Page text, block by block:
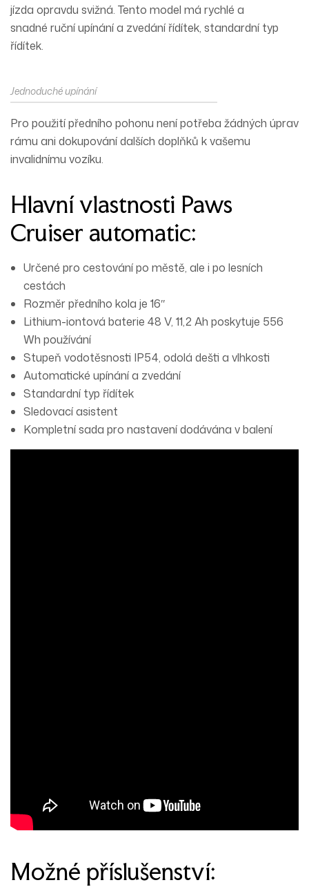
jízda opravdu svižná. Tento model má rychlé a
snadné ručníupínání a zvedání řídítek, standardní typ
řídítek.
Jednoduché upínání
Pro použití předního pohonu není potřeba žádných úprav
rámu ani dokupování dalších doplňků k vašemu
invalidnímu vozíku.
Hlavní vlastnosti Paws
Cruiser automatic:
Určené pro cestování po městě, ale i po lesních
cestách
Rozměr předního kola je 16″
Lithium-iontová baterie 48 V, 11,2 Ah poskytuje 556
Wh používání
Stupeň vodotěsnosti IP54, odolá dešti a vlhkosti
Automatické upínání a zvedání
Standardní typ řídítek
Sledovací asistent
Kompletní sada pro nastavení dodávána v balení
Možné příslušenství: